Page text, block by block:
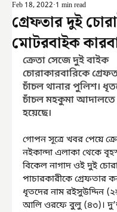
গ্রেফতার দুই
মোটরবাইক
Feb 18, 2022 1 min read
ক্রেতা সেজে দুই বাইক
চোরাকারবারিকে
চাঁচল থানার পুলিশ।
চাঁচল মহকুমা
হয়েছে।
গোপন সূত্রে খবর পেয়ে
নইকান্দা এলাকা থেকে
বিকেল নাগাদ ওই দুই
পাচারকারীকে গ্রেফতার
ধৃতদের নাম রইসুউদ্দিন
আলি ওরফে বুলু (৪৩)।